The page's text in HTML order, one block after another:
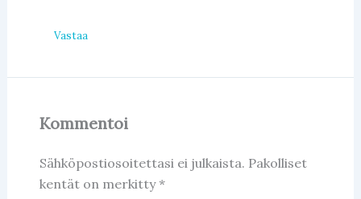
Vastaa
Kommentoi
Sähköpostiosoitettasi ei julkaista. Pakolliset
kentät on merkitty*